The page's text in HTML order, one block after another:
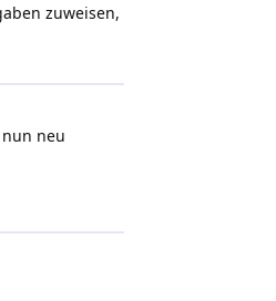
zuweisen,
neu